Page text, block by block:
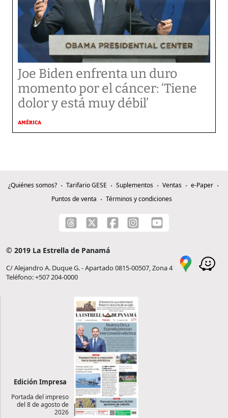
Joe Biden enfrenta un duro
momento por el cáncer: ‘Tiene
dolor y está muy débil’
AMÉRICA
¿Quiénes somos? Tarifario GESE Suplementos Ventas
e-Paper
Puntos de venta
Términos y condiciones
© 2019 La Estrella de Panamá
C/ Alejandro A. Duque G. - Apartado 0815-00507, Zona 4
Teléfono: +507 204-0000
Edición Impresa
Portada del impreso
del 8 de agosto de
2026